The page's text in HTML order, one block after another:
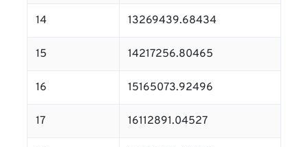
14 13269439.68434
15 14217256.80465
16 15165073.92496
17 16112891.04527